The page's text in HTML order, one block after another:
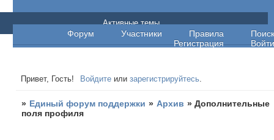
Единый форум поддержки
Форум Участники Правила
Поиск
Регистрация
Войти
Активные темы
Привет, Гость! Войдите илизарегистрируйтесь.
» Единый форум поддержки » Архив »Дополнительные
поля профиля